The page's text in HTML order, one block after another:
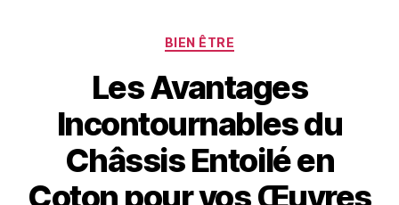
BIEN ÊTRE
Les Avantages
Incontournables du
Châssis Entoilé en
Coton pour vos Œuvres